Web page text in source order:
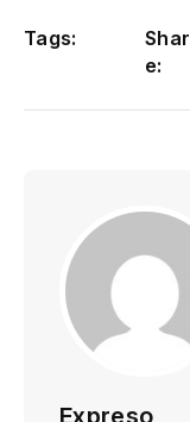
Tags:
Shar
e:
Expreso